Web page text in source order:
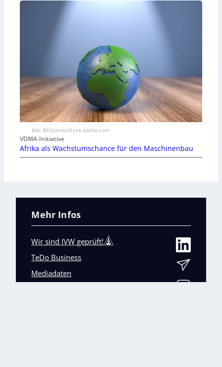
Bild: ©fotomek/stock.adobe.com
VDMA-Initiative
Afrika als Wachstumschance für den Maschinenbau
Mehr Infos
Wir sind IVW geprüft!
TeDo Business
Mediadaten